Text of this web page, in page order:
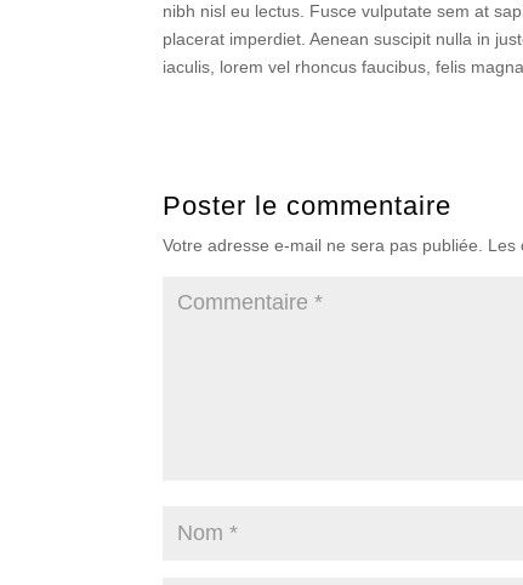
nibh nisl eu lectus. Fusce vulputate sem at
placerat imperdiet. Aenean suscipit nulla in
iaculis, lorem vel rhoncus faucibus, felis
Poster le commentaire
Votre adresse e-mail ne sera pas publiée. Les